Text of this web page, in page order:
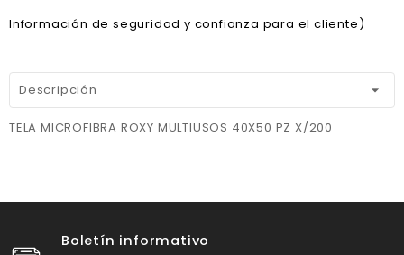
Información de seguridad y confianza para el cliente)
Descripción
TELA MICROFIBRA ROXY MULTIUSOS 40X50 PZ X/200
Boletín informativo